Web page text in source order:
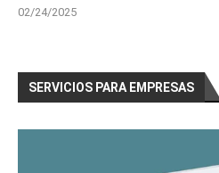
02/24/2025
SERVICIOS PARA EMPRESAS